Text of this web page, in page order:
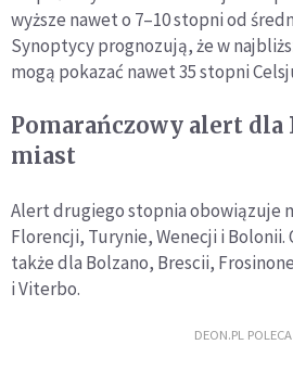
wyższe nawet o 7–10 stopni od
Synoptycy prognozują, że w
mogą pokazać nawet 35 stopni
Pomarańczowy alert
miast
Alert drugiego stopnia obowiązuje
Florencji, Turynie, Wenecji i Bolonii.
także dla Bolzano, Brescii,
i Viterbo.
DEON.PL POLECA